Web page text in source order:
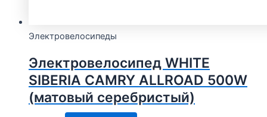
Электровелосипеды
Электровелосипед WHITE
SIBERIA CAMRY ALLROAD 500W
(матовый серебристый)